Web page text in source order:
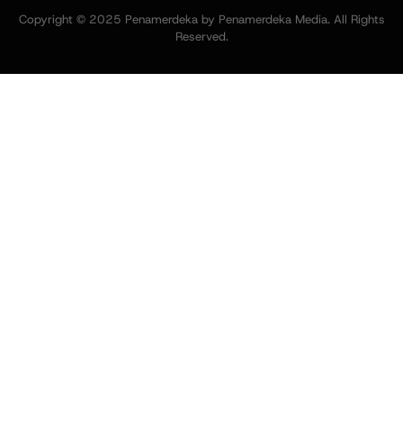
Copyright © 2025 Penamerdeka by Penamerdeka Media. All Rights
Reserved.